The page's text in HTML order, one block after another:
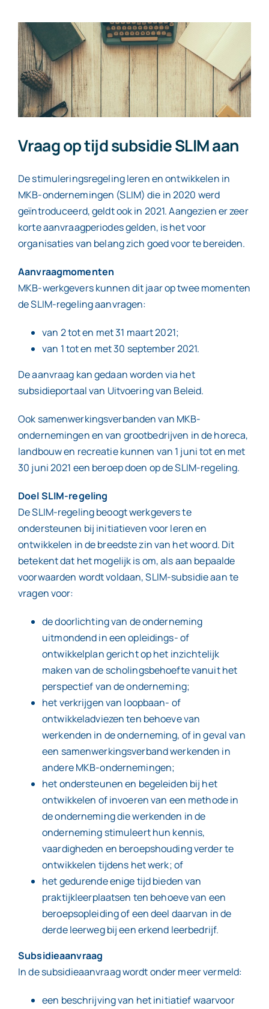
subsidie
praktijkleren
weer
mogelijk
Vraag op tijd subsidie SLIM aan
De stimuleringsregeling leren en ontwikkelen in
MKB-ondernemingen (SLIM) die in 2020 werd
geïntroduceerd, geldt ook in 2021. Aangezien er zeer
korte aanvraagperiodes gelden, is het voor
organisaties van belang zich goed voor te bereiden.
Aanvraagmomenten
MKB-werkgevers kunnen dit jaar op twee momenten
de SLIM-regeling aanvragen:
van 2 tot en met 31 maart 2021;
van 1 tot en met 30 september 2021.
De aanvraag kan gedaan worden via het
subsidieportaal van Uitvoering van Beleid.
Ook samenwerkingsverbanden van MKB-
ondernemingen en van grootbedrijven in de horeca,
landbouw en recreatie kunnen van 1 juni tot en met
30 juni 2021 een beroep doen op de SLIM-regeling.
Doel SLIM-regeling
De SLIM-regeling beoogt werkgevers te
ondersteunen bij initiatieven voor leren en
ontwikkelen in de breedste zin van het woord. Dit
betekent dat het mogelijk is om, als aan bepaalde
voorwaarden wordt voldaan, SLIM-subsidie aan te
vragen voor:
de doorlichting van de onderneming
uitmondend in een opleidings- of
ontwikkelplan gericht op het inzichtelijk
maken van de scholingsbehoefte vanuit het
perspectief van de onderneming;
het verkrijgen van loopbaan- of
ontwikkeladviezen ten behoeve van
werkenden in de onderneming, of in geval van
een samenwerkingsverband werkenden in
andere MKB-ondernemingen;
het ondersteunen en begeleiden bij het
ontwikkelen of invoeren van een methode in
de onderneming die werkenden in de
onderneming stimuleert hun kennis,
vaardigheden en beroepshouding verder te
ontwikkelen tijdens het werk; of
het gedurende enige tijd bieden van
praktijkleerplaatsen ten behoeve van een
beroepsopleiding of een deel daarvan in de
derde leerweg bij een erkend leerbedrijf.
Subsidieaanvraag
In de subsidieaanvraag wordt onder meer vermeld:
een beschrijving van het initiatief waarvoor